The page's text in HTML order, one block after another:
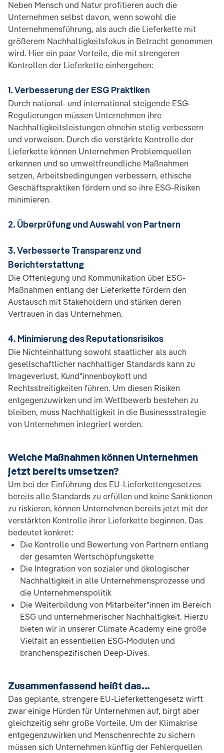
Neben Mensch und Natur profitieren auch die
Unternehmen selbst davon, wenn sowohl die
Unternehmensführung, als auch die Lieferkette mit
größerem Nachhaltigkeitsfokus in Betracht genommen
wird. Hier ein paar Vorteile, die mit strengeren
Kontrollen der Lieferkette einhergehen:
1. Verbesserung der ESG Praktiken
Durch national- und international steigende ESG-
Regulierungen müssen Unternehmen ihre
Nachhaltigkeitsleistungen ohnehin stetig verbessern
und vorweisen. Durch die verstärkte Kontrolle der
Lieferkette können Unternehmen Problemquellen
erkennen und so umweltfreundliche Maßnahmen
setzen, Arbeitsbedingungen verbessern, ethische
Geschäftspraktiken fördern und so ihre ESG-Risiken
minimieren.
2. Überprüfung und Auswahl von Partnern
3. Verbesserte Transparenz und
Berichterstattung
Die Offenlegung und Kommunikation über ESG-
Maßnahmen entlang der Lieferkette fördern den
Austausch mit Stakeholdern und stärken deren
Vertrauen in das Unternehmen.
4. Minimierung des Reputationsrisikos
Die Nichteinhaltung sowohl staatlicher als auch
gesellschaftlicher nachhaltiger Standards kann zu
Imageverlust, Kund*innenboykott und
Rechtsstreitigkeiten führen. Um diesen Risiken
entgegenzuwirken und im Wettbewerb bestehen zu
bleiben, muss Nachhaltigkeit in die Businessstrategie
von Unternehmen integriert werden.
Welche Maßnahmen können Unternehmen
jetzt bereits umsetzen?
Um bei der Einführung des EU-Lieferkettengesetzes
bereits alle Standards zu erfüllen und keine Sanktionen
zu riskieren, können Unternehmen bereits jetzt mit der
verstärkten Kontrolle ihrer Lieferkette beginnen. Das
bedeutet konkret:
Die Kontrolle und Bewertung von Partnern entlang
der gesamten Wertschöpfungskette
Die Integration von sozialer und ökologischer
Nachhaltigkeit in alle Unternehmensprozesse und
die Unternehmenspolitik
Die Weiterbildung von Mitarbeiter*innen im Bereich
ESG und unternehmerischer Nachhaltigkeit. Hierzu
bieten wir in unserer Climate Academy eine große
Vielfalt an essentiellen ESG-Modulen und
branchenspezifischen Deep-Dives.
Zusammenfassend heißt das...
Das geplante, strengere EU-Lieferkettengesetz wirft
zwar einige Hürden für Unternehmen auf, birgt aber
gleichzeitig sehr große Vorteile. Um der Klimakrise
entgegenzuwirken und Menschenrechte zu sichern
müssen sich Unternehmen künftig der Fehlerquellen